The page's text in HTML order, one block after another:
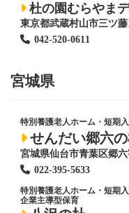
杜の園むらやま
東京都武蔵村山市三ツ藤
042-520-0611
宮城県
特別養護老人ホーム ・短期
せんだい郷六
宮城県仙台市青葉区郷
022-395-5633
特別養護老人ホーム ・短期
企業主導型保育